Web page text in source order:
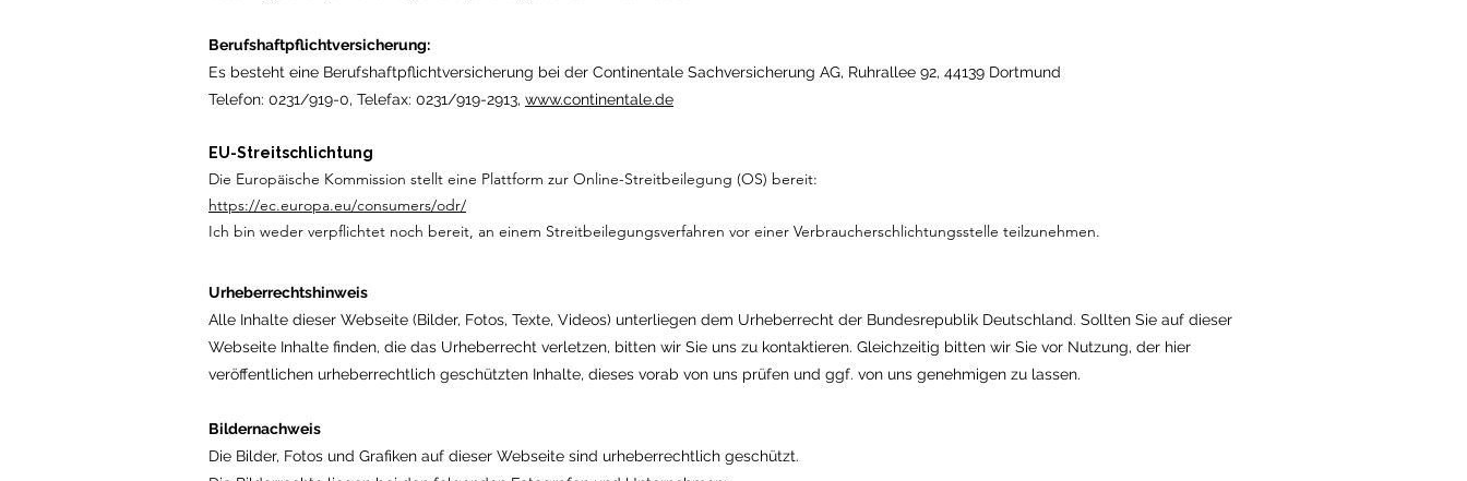
Berufshaftpflichtversicherung:
Es besteht eine Berufshaftpflichtversicherung bei der Continentale Sachversicherung AG, Ruhrallee 92, 44139 Dortmund
Telefon: 0231/919-0, Telefax: 0231/919-2913, www.continentale.de
EU-Streitschlichtung
Die Europäische Kommission stellt eine Plattform zur Online-Streitbeilegung (OS) bereit:
https://ec.europa.eu/consumers/odr/
Ich bin weder verpflichtet noch bereit, an einem Streitbeilegungsverfahren vor einer Verbraucherschlichtungsstelle teilzunehmen.
Urheberrechtshinweis
Alle Inhalte dieser Webseite (Bilder, Fotos, Texte, Videos) unterliegen dem Urheberrecht der Bundesrepublik Deutschland. Sollten Sie auf dieser
Webseite Inhalte finden, die das Urheberrecht verletzen, bitten wir Sie uns zu kontaktieren. Gleichzeitig bitten wir Sie vor Nutzung, der hier
veröffentlichen urheberrechtlich geschützten Inhalte, dieses vorab von uns prüfen und ggf. von uns genehmigen zu lassen.
Bildernachweis
Die Bilder, Fotos und Grafiken auf dieser Webseite sind urheberrechtlich geschützt.